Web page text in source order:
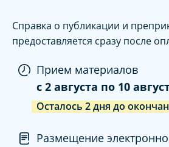
Справка о публикации и
предоставляется сразу после
Прием материалов
c 2 августа по 10
Осталось 2дня до
Размещение